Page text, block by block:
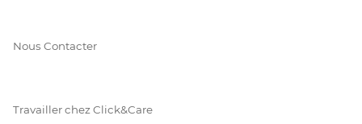
Nous Contacter
Travailler chez Click&Care